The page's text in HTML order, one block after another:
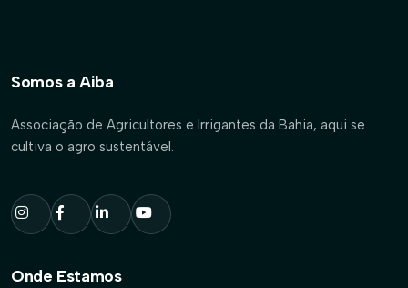
Somos a Aiba
Associação de Agricultores e Irrigantes da Bahia, aqui se
cultiva o agro sustentável.
Onde Estamos